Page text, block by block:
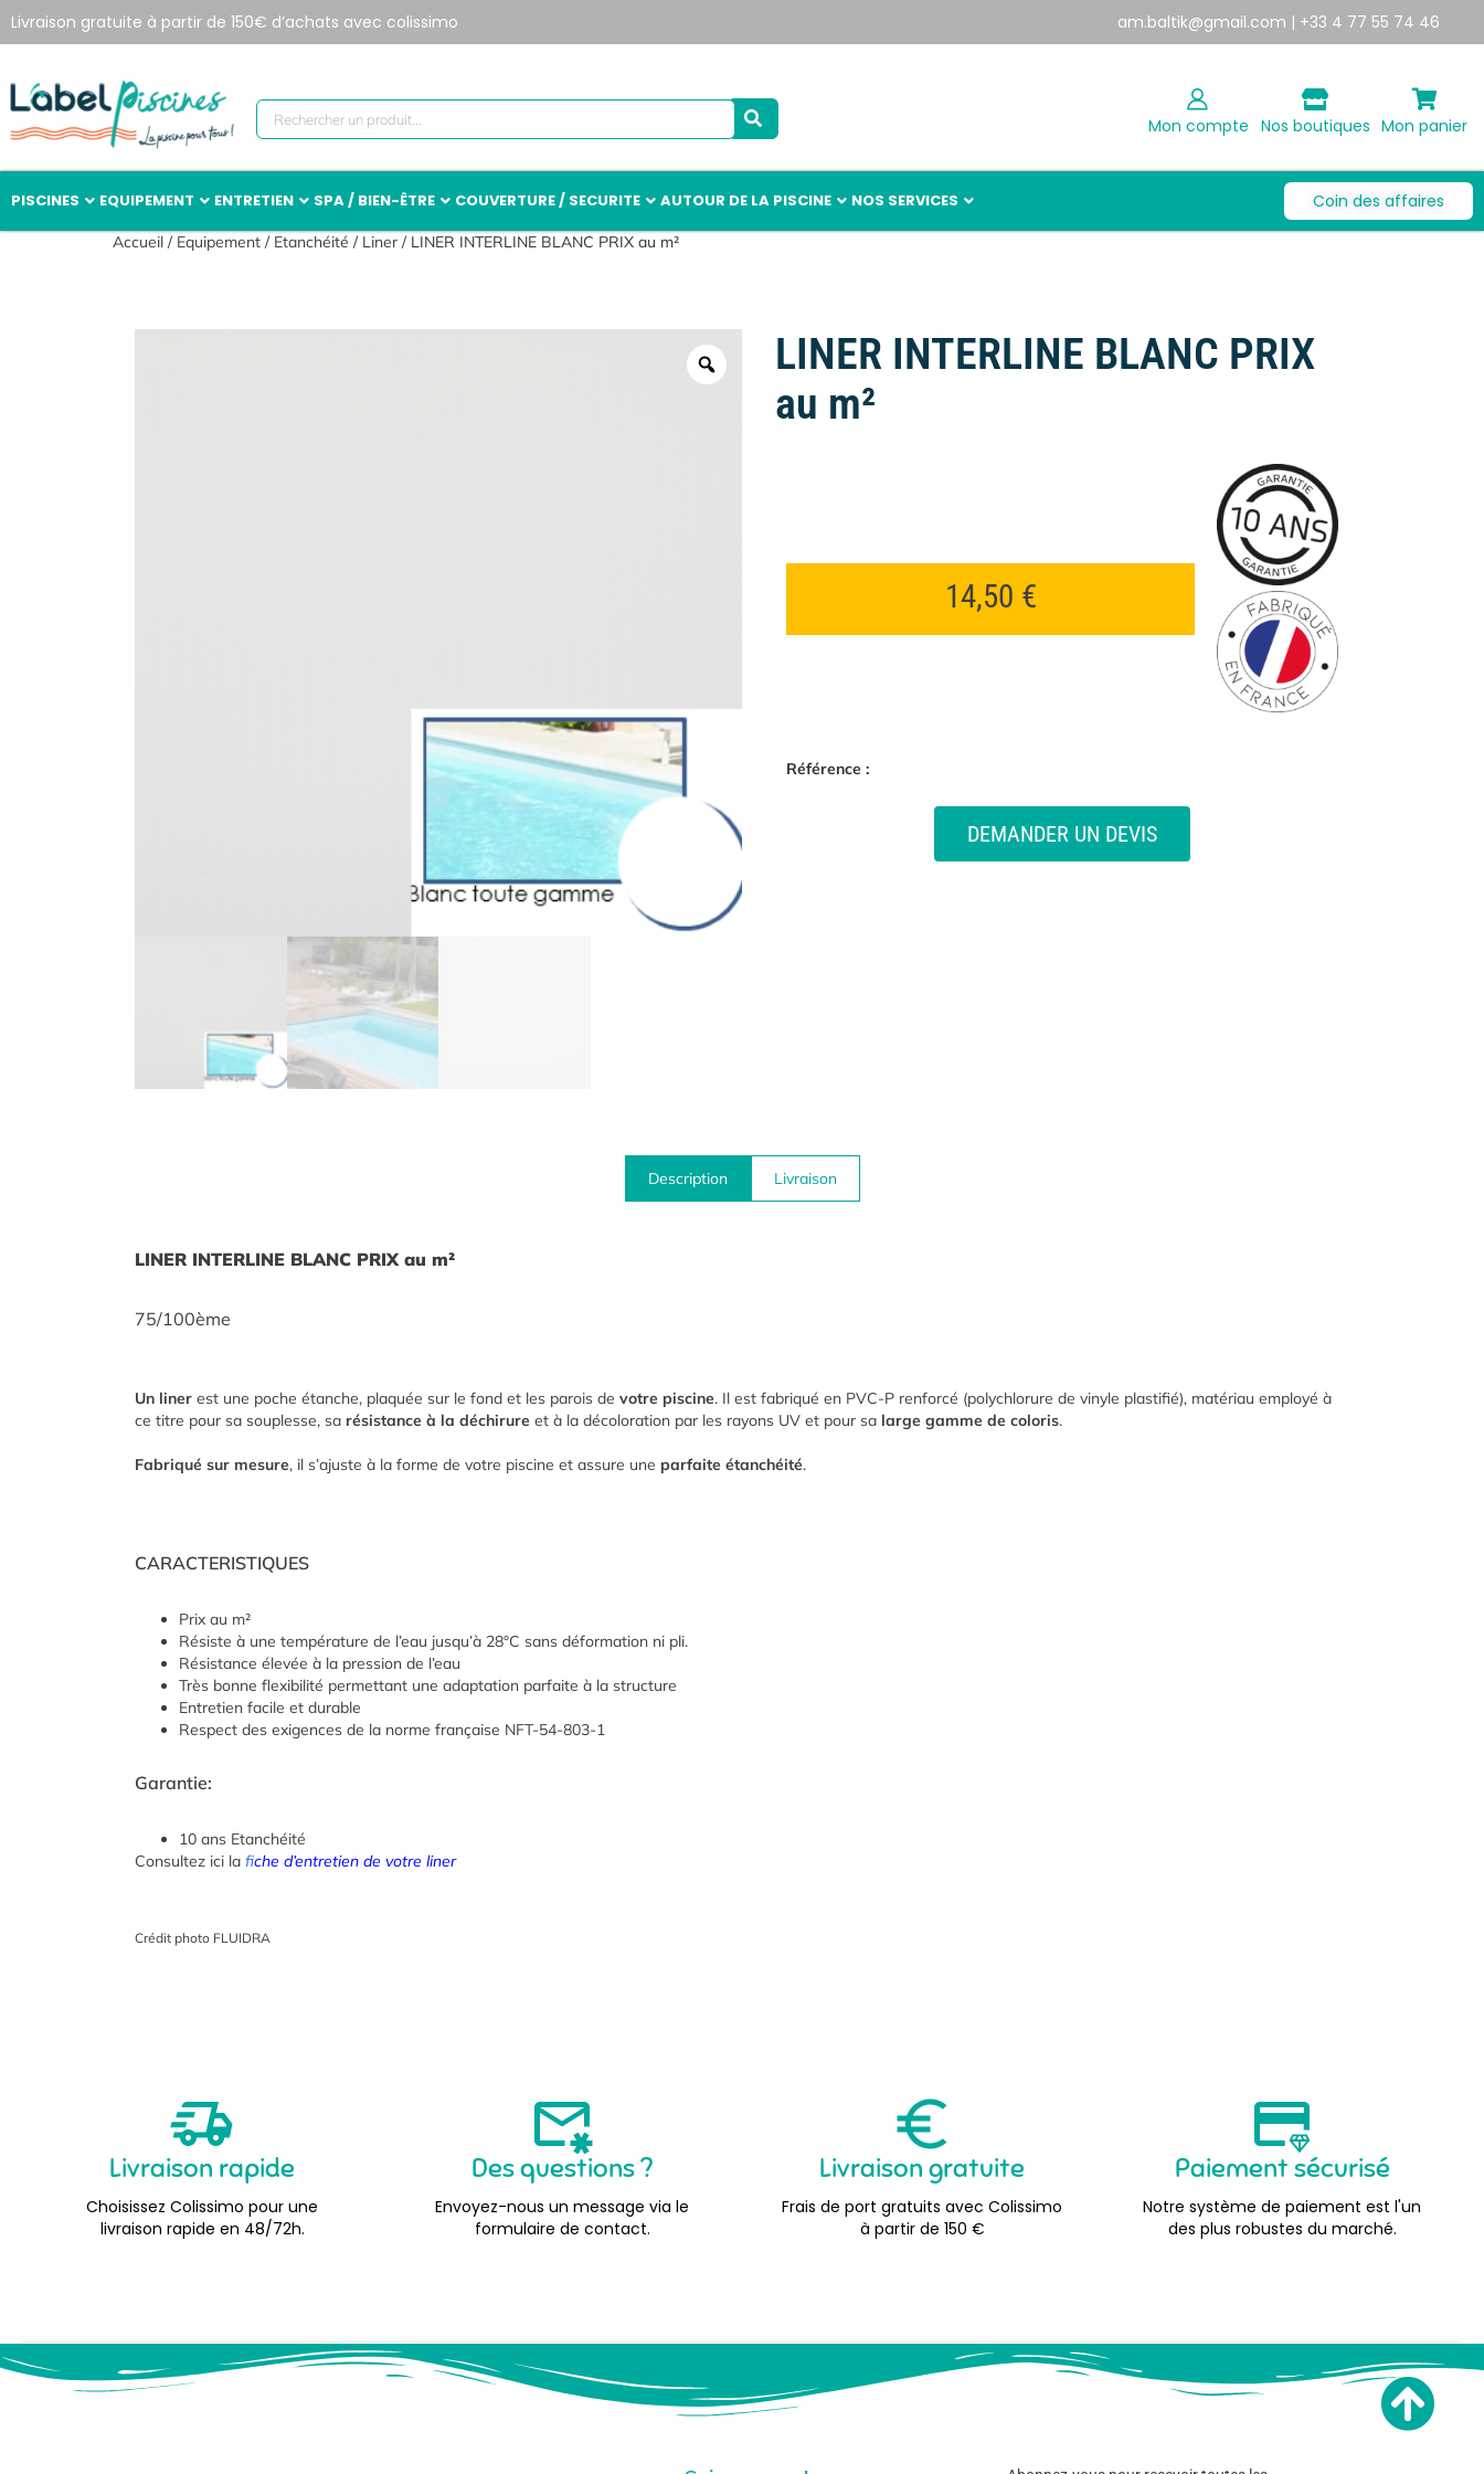
Livraison gratuite à partir de 150€ d’achats avec colissimo am.baltik@gmail.com | +33 4 77 55 74 46
Mon compte Nos boutiques Mon panier
PISCINES EQUIPEMENT ENTRETIEN SPA / BIEN-ÊTRE COUVERTURE / SECURITE AUTOUR DE LA PISCINE NOS SERVICES Coin des affaires
Accueil / Equipement / Etanchéité / Liner / LINER INTERLINE BLANC PRIX au m²
LINER INTERLINE BLANC PRIX
au m²
14,50 €
Référence :
DEMANDER UN DEVIS
Description Livraison
LINER INTERLINE BLANC PRIX au m²
75/100ème
Un liner est une poche étanche, plaquée sur le fond et les parois de votre piscine. Il est fabriqué en PVC-P renforcé (polychlorure de vinyle plastifié), matériau employé à
ce titre pour sa souplesse, sa résistance à la déchirure et à la décoloration par les rayons UV et pour sa large gamme de coloris.
Fabriqué sur mesure, il s’ajuste à la forme de votre piscine et assure une parfaite étanchéité.
CARACTERISTIQUES
Prix au m²
Résiste à une température de l’eau jusqu’à 28°C sans déformation ni pli.
Résistance élevée à la pression de l’eau
Très bonne flexibilité permettant une adaptation parfaite à la structure
Entretien facile et durable
Respect des exigences de la norme française NFT-54-803-1
Garantie:
10 ans Etanchéité
Consultez ici la fiche d’entretien de votre liner
Crédit photo FLUIDRA
Livraison rapide
Choisissez Colissimo pour une
livraison rapide en 48/72h.
Des questions ?
Envoyez-nous un message via le
formulaire de contact.
Livraison gratuite
Frais de port gratuits avec Colissimo
à partir de 150 €
Paiement sécurisé
Notre système de paiement est l'un
des plus robustes du marché.